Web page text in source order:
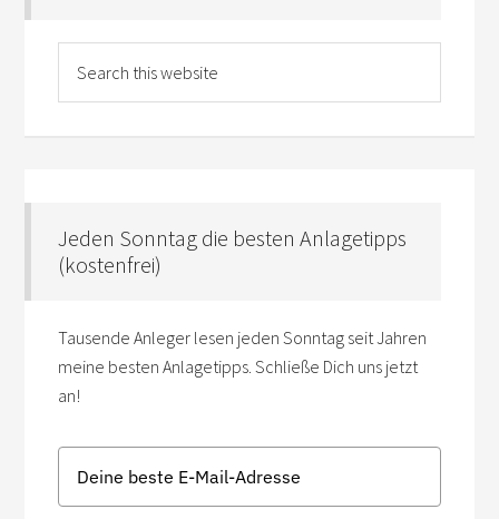
Jeden Sonntag die besten Anlagetipps
(kostenfrei)
Tausende Anleger lesen jeden Sonntag seit Jahren
meine besten Anlagetipps. Schließe Dich uns jetzt
an!